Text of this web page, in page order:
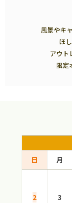
風景やキ
ほ
アウト
限定
日 月
2
3